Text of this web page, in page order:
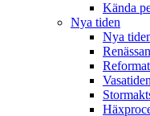
Kända
Nya tiden
Nya